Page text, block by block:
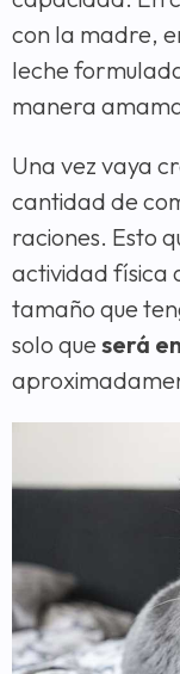
con la madre,
leche
manera
Una vez vaya
cantidad de
raciones. Esto
actividad física
tamaño que
solo que será